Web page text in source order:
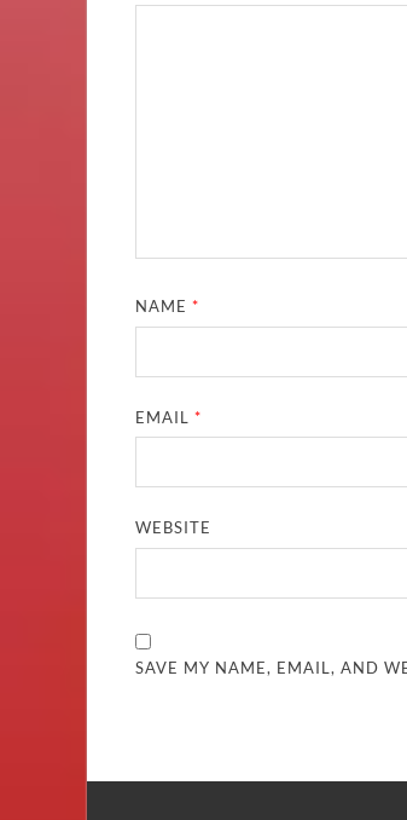
NAME*
EMAIL*
WEBSITE
SAVE MY NAME, EMAIL, AND